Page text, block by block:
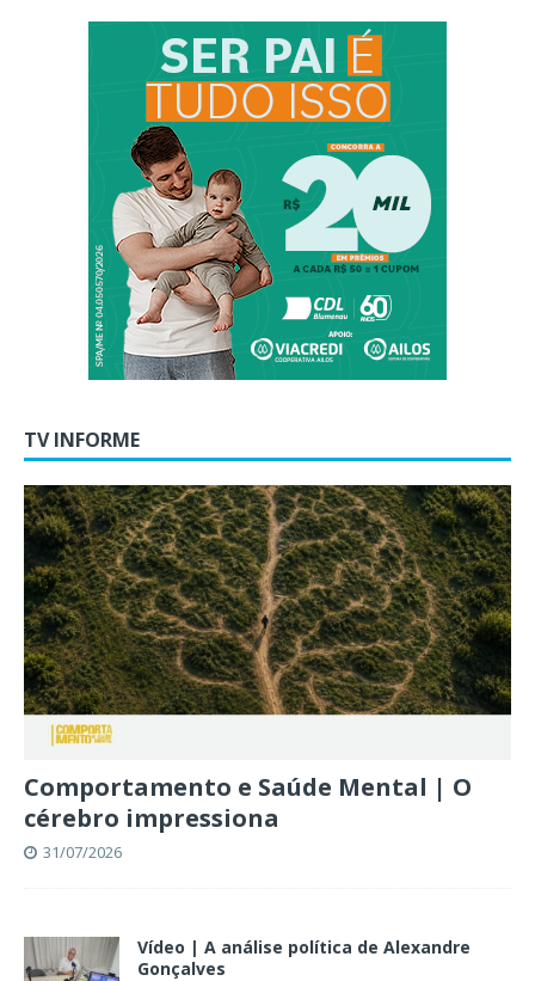
TV INFORME
Comportamento e Saúde Mental | O
cérebro impressiona
31/07/2026
Vídeo | A análise política de Alexandre
Gonçalves